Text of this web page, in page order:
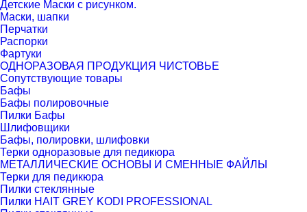
Детские Маски с рисунком.
Маски, шапки
Перчатки
Распорки
Фартуки
ОДНОРАЗОВАЯ ПРОДУКЦИЯ ЧИСТОВЬЕ
Сопутствующие товары
Бафы
Бафы полировочные
Пилки Бафы
Шлифовщики
Бафы, полировки, шлифовки
Терки одноразовые для педикюра
МЕТАЛЛИЧЕСКИЕ ОСНОВЫ И СМЕННЫЕ ФАЙЛЫ
Терки для педикюра
Пилки стеклянные
Пилки HAIT GREY KODI PROFESSIONAL